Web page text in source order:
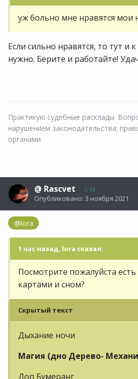
уж больно мне нравятся мои
Если сильно нравятся, то тут и
нужно. Берите и работайте!
Практикую судебные расклады.
нарушением законодательства;
органами.
@ Rascvet 11
Опубликовано: 3 ноября 2021
@lora
1 час назад, lora сказал:
Посмотрите пожалуйста
картами и сном?
Скрытый текст
Дыхание ночи
Магия (дно Дерево-
Доп Бумеранг